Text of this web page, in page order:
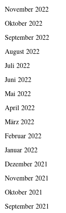
November 2022
Oktober 2022
September 2022
August 2022
Juli 2022
Juni 2022
Mai 2022
April 2022
März 2022
Februar 2022
Januar 2022
Dezember 2021
November 2021
Oktober 2021
September 2021